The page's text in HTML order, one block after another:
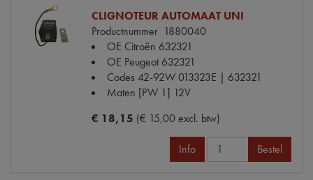
CLIGNOTEUR AUTOMAAT UNI
Productnummer 1880040
OE Citroën 632321
OE Peugeot 632321
Codes 42-92W 013323E | 632321
Maten [PW 1] 12V
€ 18,15 (€ 15,00 excl. btw)
Info Bestel